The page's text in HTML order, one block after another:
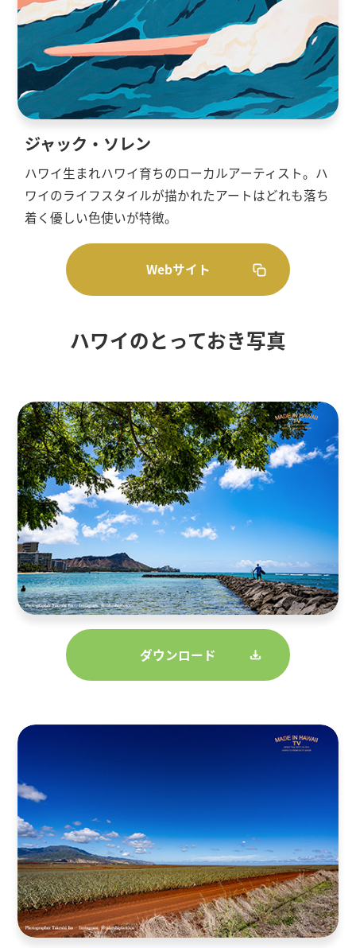
ジャック・ソレン
ハワイ生まれハワイ育ちのローカルアーティスト。ハ
ワイのライフスタイルが描かれたアートはどれも落ち
着く優しい色使いが特徴。
Webサイト
ハワイのとっておき写真
ダウンロード